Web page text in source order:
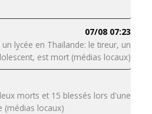
07/08 07:23
un lycée en Thaïlande: le tireur, un
est mort (médias locaux)
morts et 15 blessés lors d'une
(médias locaux)